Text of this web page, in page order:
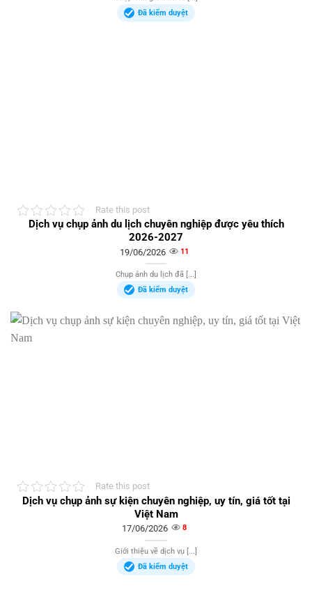
Đã kiểm duyệt
Rate this post
Dịch vụ chụp ảnh du lịch chuyên nghiệp được yêu thích
2026-2027
19/06/2026 11
Chụp ảnh du lịch đã [...]
Đã kiểm duyệt
Rate this post
Dịch vụ chụp ảnh sự kiện chuyên nghiệp, uy tín, giá tốt tại
Việt Nam
17/06/2026 8
Giới thiệu về dịch vụ [...]
Đã kiểm duyệt